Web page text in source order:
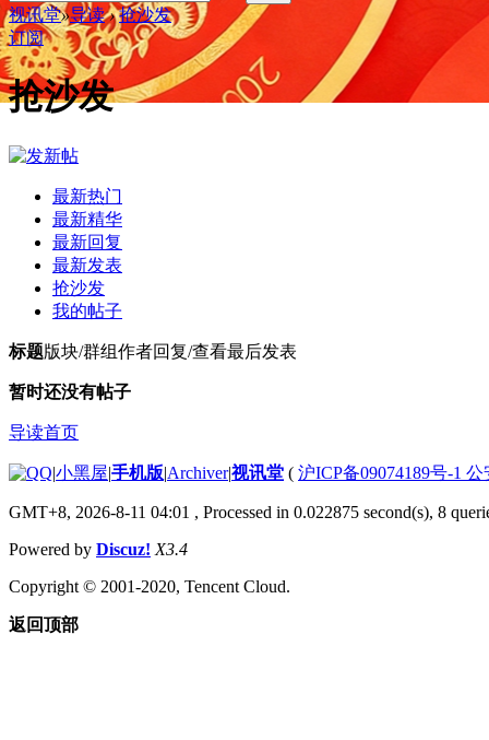
视讯堂»导读 › 抢沙发
订阅
抢沙发
最新热门
最新精华
最新回复
最新发表
抢沙发
我的帖子
标题版块/群组作者回复/查看最后发表
暂时还没有帖子
导读首页
|小黑屋|手机版|Archiver|视讯堂 ( 沪ICP备09074189号-1
GMT+8, 2026-8-11 04:01 , Processed in 0.022875 second(s), 8
Powered by Discuz! X3.4
Copyright © 2001-2020, Tencent Cloud.
返回顶部